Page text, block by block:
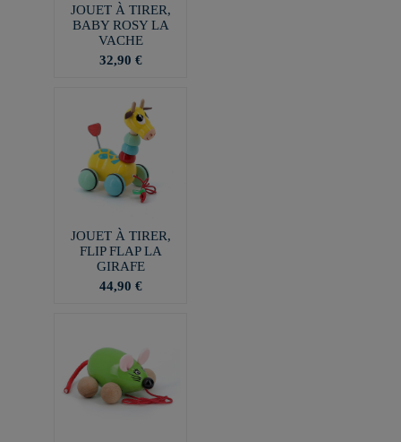
JOUET À TIRER,
BABY ROSY LA
VACHE
32,90 €
JOUET À TIRER,
FLIP FLAP LA
GIRAFE
44,90 €